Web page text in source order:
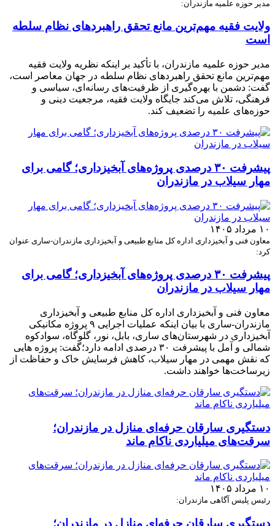
مدیر حوزه علمیه مازندران:
ولایت فقیه مهم‌ترین مانع تحقق راهبردهای نظام سلطه
است
مدیر حوزه علمیه مازندران، با تأکید بر اینکه نظریه ولایت فقیه
مهم‌ترین مانع تحقق راهبردهای نظام سلطه در جهان معاصر است،
گفت: دشمن با بهره‌گیری از ظرفیت‌های رسانه‌ای، سیاسی و
فرهنگی، تلاش می‌کند جایگاه ولایت فقیه، مرجعیت دینی و
حوزه‌های علمیه را تضعیف کند.
پیشرفت ۳۰ درصدی پروژه‌های آبخیزداری؛ گامی برای
مهار سیلاب در مازندران
۱۰ مرداد ۱۴۰۵
معاون فنی و آبخیزداری اداره کل منابع طبیعی و آبخیزداری مازندران-ساری عنوان
کرد:
پیشرفت ۳۰ درصدی پروژه‌های آبخیزداری؛ گامی برای
مهار سیلاب در مازندران
معاون فنی و آبخیزداری اداره کل منابع طبیعی و آبخیزداری
مازندران-ساری با بیان اینکه عملیات اجرایی ۹ پروژه مکانیکی
آبخیزداری در شهرستان‌های ساری، بابل، نور، گلوگاه، سوادکوه
شمالی و آمل با پیشرفت ۳۰ درصدی ادامه دارد؛گفت: پروژه هایی
که نقش مهمی در مهار سیلاب، کاهش فرسایش خاک و حفاظت از
زیرساخت‌ها خواهند داشت.
دستگیری سارقان حرفه‌ای منازل در مازندران؛
سرقت‌های میلیاردی ناکام ماند
۱۰ مرداد ۱۴۰۵
رئیس پلیس آگاهی مازندران:
دستگیری سارقان حرفه‌ای منازل در مازندران؛